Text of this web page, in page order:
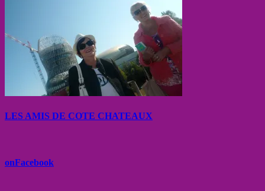
LES AMIS DE COTE CHATEAUX
onFacebook